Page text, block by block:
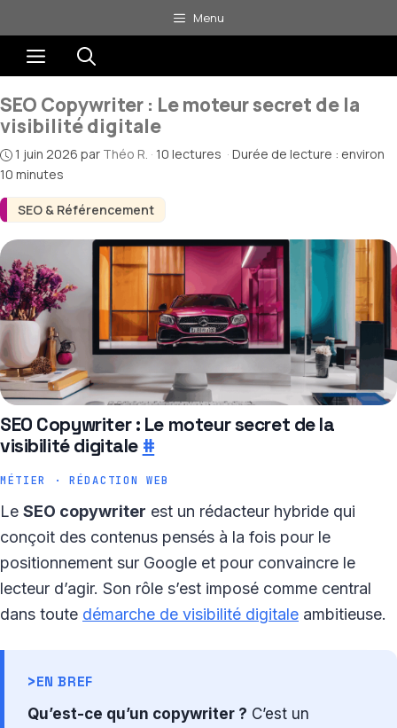
au
contenu
Menu
Menu
SEO & Référencement
SEO Copywriter : Le moteur secret de la
visibilité digitale
1 juin 2026 par Théo R. · 10 lectures · Durée de lecture : environ
10 minutes
SEO Copywriter : Le moteur secret de la
visibilité digitale #
MÉTIER · RÉDACTION WEB
Le SEO copywriter est un rédacteur hybride qui
conçoit des contenus pensés à la fois pour le
positionnement sur Google et pour convaincre le
lecteur d’agir. Son rôle s’est imposé comme central
dans toute démarche de visibilité digitale ambitieuse.
>EN BREF
Qu’est-ce qu’un copywriter ? C’est un